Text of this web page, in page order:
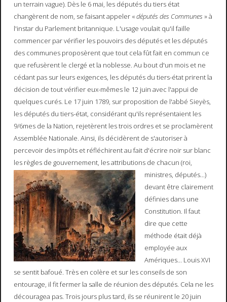
un terrain vague). Dès le 6 mai, les députés du tiers état
changèrent de nom, se faisant appeler «députés des Communes » à
l'instar du Parlement britannique. L'usage voulait qu'il faille
commencer par vérifier les pouvoirs des députés et les députés
des communes proposèrent que tout cela fût fait en commun ce
que refusèrent le clergé et la noblesse. Au bout d'un mois et ne
cédant pas sur leurs exigences, les députés du tiers-état prirent la
décision de tout vérifier eux-mêmes le 12 juin avec l'appui de
quelques curés. Le 17 juin 1789, sur proposition de l'abbé Sieyès,
les députés du tiers-état, considérant qu'ils représentaient les
9/6mes de la Nation, rejetèrent les trois ordres et se proclamèrent
Assemblée Nationale. Ainsi, ils décidèrent de s'autoriser à
percevoir des impôts et réfléchirent au fait d'écrire noir sur blanc
les règles de gouvernement, les attributions de chacun (roi,
ministres, députés...)
devant être clairement
définies dans une
Constitution. Il faut
dire que cette
méthode était déjà
employée aux
Amériques... Louis XVI
se sentit bafoué. Très en colère et sur les conseils de son
entourage, il fit fermer la salle de réunion des députés. Cela ne les
découragea pas. Trois jours plus tard, ils se réunirent le 20 juin